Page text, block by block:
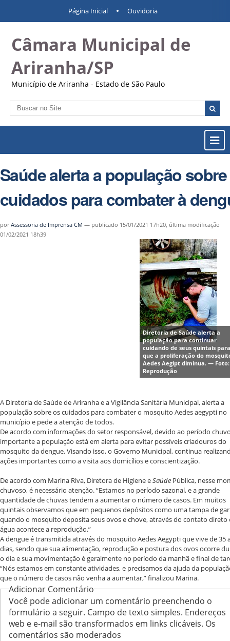
Página Inicial Ouvidoria
Câmara Municipal de
Ariranha/SP
Município de Ariranha - Estado de São Paulo
Busca
ou
Saúde alerta a população
cuidados para combater à
porAssessoria de Imprensa CM — publicado 15/01/2021 17h20, última modificação
01/02/2021 18h39
Diretoria de Saúde alerta a
população para continuar
cuidando de seus quintais para
que a proliferação do
Aedes Aegipt diminua. — Foto:
Reprodução
A Diretoria de Saúde de Ariranha e a Vigilância Sanitária Municipal, alerta a
população sobre os cuidados para combater o mosquito Aedes aegypti no
município e pede a atenção de todos.
De acordo com informações do setor responsável, devido ao período
importante a população está em alerta para evitar possíveis criadouros do
mosquito da dengue. Visando isso, o Governo Municipal, continua
ações importantes como a visita aos domicílios e conscientização.
De acordo com Marina Riva, Diretora de Higiene eSaúde Pública, nesse
chuvoso, é necessário atenção. “Estamos no período sazonal, e a grande
quantidade de chuvas tendem a aumentar o número de casos. Em muitos
quintais observamos que em pequenos depósitos como uma tampa de
quando o mosquito deposita seus ovos e chove, através do contato direto
água acontece a reprodução.”
A dengue é transmitida através do mosquito Aedes Aegypti que vive de 35
dias, sendo que sua alimentação, reprodução e postura dos ovos ocorre
o dia e sua movimentação é geralmente no período da manhã e final de
“Nós estamos em constante atividades, e precisamos da ajuda da
que o número de casos não venha a aumentar,” finalizou Marina.
Adicionar Comentário
Você pode adicionar um comentário preenchendo o
formulário a seguir. Campo de texto simples. Endereços
web e e-mail são transformados em links clicáveis. Os
comentários são moderados